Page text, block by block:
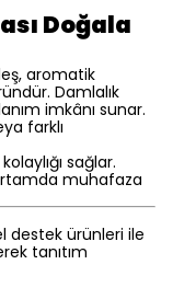
Doğala
aromatik
Damlalık
imkânı sunar.
farklı
sağlar.
muhafaza
destek ürünleri ile
tanıtım